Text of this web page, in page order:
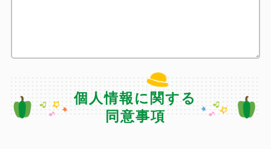
個人情報に関する
同意事項